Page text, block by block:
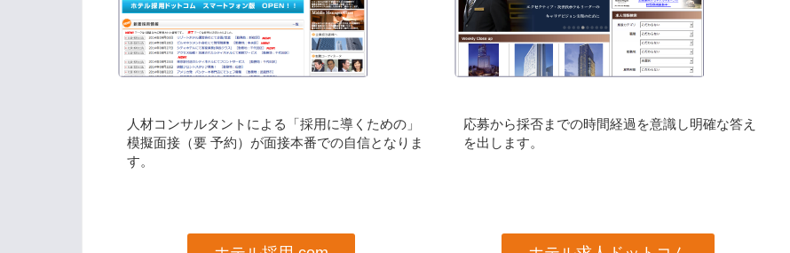
人材コンサルタントによる「採用に導くための」
模擬面接（要 予約）が面接本番での自信となりま
す。
応募から採否までの時間経過を意識し明確な答え
を出します。